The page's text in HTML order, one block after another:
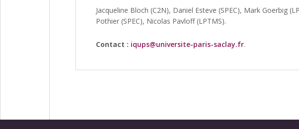
Jacqueline Bloch (C2N), Daniel Esteve (SPEC), Mark Goerbig
Pothier (SPEC), Nicolas Pavloff (LPTMS).
Contact : iqups@universite-paris-saclay.fr.